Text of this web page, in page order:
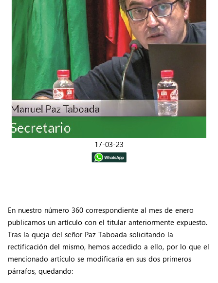
17-03-23
En nuestro número 360 correspondiente al mes de enero
publicamos un artículo con el titular anteriormente expuesto.
Tras la queja del señor Paz Taboada solicitando la
rectificación del mismo, hemos accedido a ello, por lo que el
mencionado artículo se modificaría en sus dos primeros
párrafos, quedando: